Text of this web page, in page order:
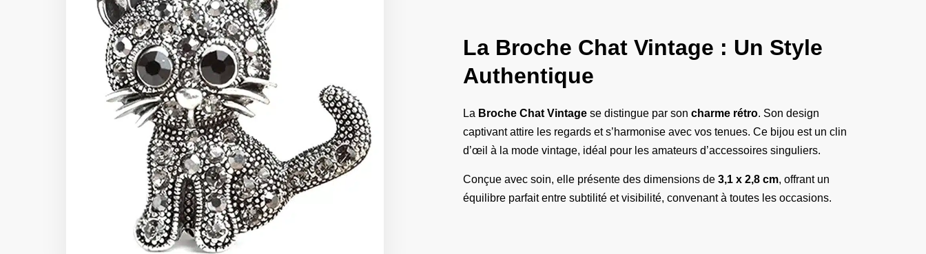
La Broche Chat Vintage : Un Style
Authentique
La Broche Chat Vintage se distingue par son charme rétro. Son design
captivant attire les regards et s’harmonise avec vos tenues. Ce bijou est un clin
d’œil à la mode vintage, idéal pour les amateurs d’accessoires singuliers.
Conçue avec soin, elle présente des dimensions de 3,1 x 2,8 cm, offrant un
équilibre parfait entre subtilité et visibilité, convenant à toutes les occasions.